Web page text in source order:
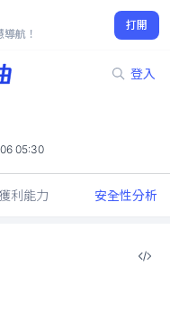
航！
打開
登入
05:30
利能力 安全性分析